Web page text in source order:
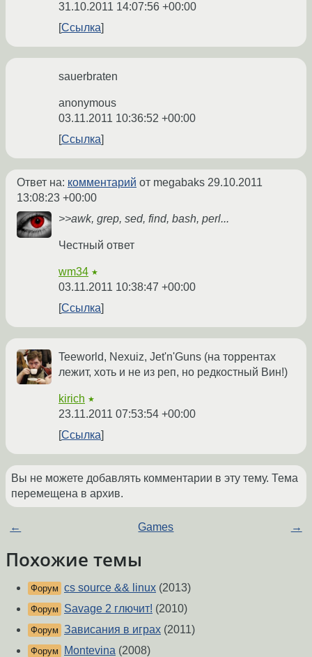
31.10.2011 14:07:56 +00:00
Ссылка
sauerbraten
anonymous
03.11.2011 10:36:52 +00:00
Ссылка
Ответ на: комментарий от megabaks 29.10.2011
13:08:23 +00:00
>>awk, grep, sed, find, bash, perl...
Честный ответ
wm34 ★
03.11.2011 10:38:47 +00:00
Ссылка
Teeworld, Nexuiz, Jet'n'Guns (на торрентах
лежит, хоть и не из реп, но редкостный Вин!)
kirich ★
23.11.2011 07:53:54 +00:00
Ссылка
Вы не можете добавлять комментарии в эту тему. Тема
перемещена в архив.
← Games →
Похожие темы
Форум cs source && linux (2013)
Форум Savage 2 глючит! (2010)
Форум Зависания в играх (2011)
Форум Montevina (2008)